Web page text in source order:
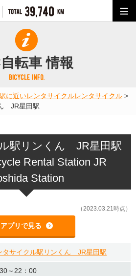
転車 情報
に近いレンタサイクルレンタサイクル >
JR星田駅
駅リンくん JR星田駅
Rental Station JR
Station
（2023.03.21時点）
アプリで見る
タサイクル駅リンくん JR星田駅
～22：00